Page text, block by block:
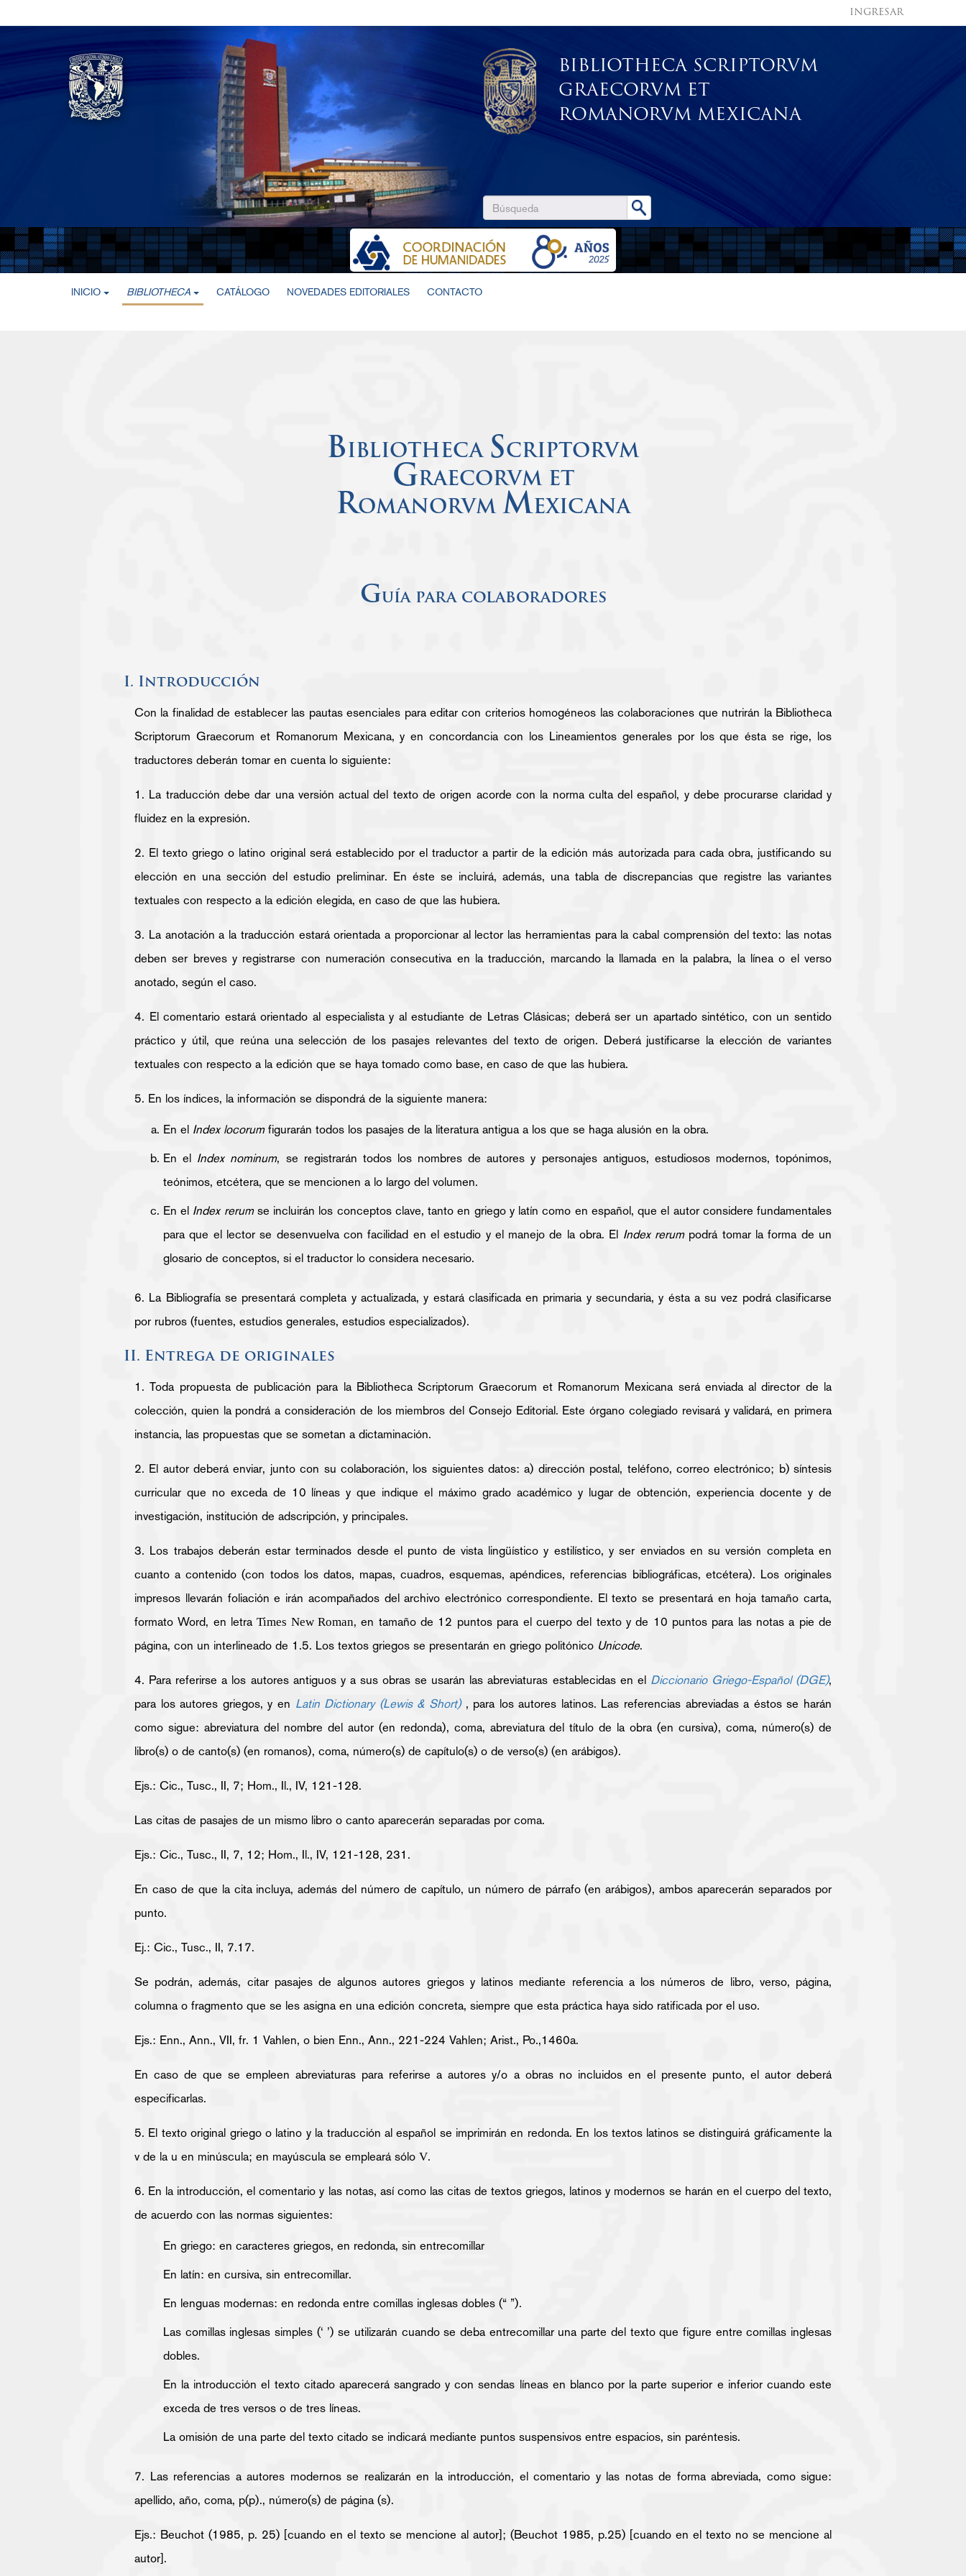
INGRESAR
BIBLIOTHECA SCRIPTORVM
GRAECORVM ET
ROMANORVM MEXICANA
INICIO BIBLIOTHECA CATÁLOGO NOVEDADES EDITORIALES CONTACTO
BIBLIOTHECA SCRIPTORVM
GRAECORVM ET
ROMANORVM MEXICANA
Guía para colaboradores
I. Introducción
Con la finalidad de establecer las pautas esenciales para editar con criterios homogéneos las colaboraciones que nutrirán la Bibliotheca
Scriptorum Graecorum et Romanorum Mexicana, y en concordancia con los Lineamientos generales por los que ésta se rige, los
traductores deberán tomar en cuenta lo siguiente:
1. La traducción debe dar una versión actual del texto de origen acorde con la norma culta del español, y debe procurarse claridad y
fluidez en la expresión.
2. El texto griego o latino original será establecido por el traductor a partir de la edición más autorizada para cada obra, justificando su
elección en una sección del estudio preliminar. En éste se incluirá, además, una tabla de discrepancias que registre las variantes
textuales con respecto a la edición elegida, en caso de que las hubiera.
3. La anotación a la traducción estará orientada a proporcionar al lector las herramientas para la cabal comprensión del texto: las notas
deben ser breves y registrarse con numeración consecutiva en la traducción, marcando la llamada en la palabra, la línea o el verso
anotado, según el caso.
4. El comentario estará orientado al especialista y al estudiante de Letras Clásicas; deberá ser un apartado sintético, con un sentido
práctico y útil, que reúna una selección de los pasajes relevantes del texto de origen. Deberá justificarse la elección de variantes
textuales con respecto a la edición que se haya tomado como base, en caso de que las hubiera.
5. En los índices, la información se dispondrá de la siguiente manera:
En el Index locorumfigurarán todos los pasajes de la literatura antigua a los que se haga alusión en la obra.
En el Index nominum, se registrarán todos los nombres de autores y personajes antiguos, estudiosos modernos, topónimos,
teónimos, etcétera, que se mencionen a lo largo del volumen.
En el Index rerumse incluirán los conceptos clave, tanto en griego y latín como en español, que el autor considere fundamentales
para que el lector se desenvuelva con facilidad en el estudio y el manejo de la obra. El Index rerumpodrá tomar la forma de un
glosario de conceptos, si el traductor lo considera necesario.
6. La Bibliografía se presentará completa y actualizada, y estará clasificada en primaria y secundaria, y ésta a su vez podrá clasificarse
por rubros (fuentes, estudios generales, estudios especializados).
II. Entrega de originales
1. Toda propuesta de publicación para la Bibliotheca Scriptorum Graecorum et Romanorum Mexicana será enviada al director de la
colección, quien la pondrá a consideración de los miembros del Consejo Editorial. Este órgano colegiado revisará y validará, en primera
instancia, las propuestas que se sometan a dictaminación.
2. El autor deberá enviar, junto con su colaboración, los siguientes datos: a) dirección postal, teléfono, correo electrónico; b) síntesis
curricular que no exceda de 10 líneas y que indique el máximo grado académico y lugar de obtención, experiencia docente y de
investigación, institución de adscripción, y principales.
3. Los trabajos deberán estar terminados desde el punto de vista lingüístico y estilístico, y ser enviados en su versión completa en
cuanto a contenido (con todos los datos, mapas, cuadros, esquemas, apéndices, referencias bibliográficas, etcétera). Los originales
impresos llevarán foliación e irán acompañados del archivo electrónico correspondiente. El texto se presentará en hoja tamaño carta,
formato Word, en letraTimes New Roman, en tamaño de 12 puntos para el cuerpo del texto y de 10 puntos para las notas a pie de
página, con un interlineado de 1.5. Los textos griegos se presentarán en griego politónico Unicode.
4. Para referirse a los autores antiguos y a sus obras se usarán las abreviaturas establecidas en el Diccionario Griego-Español (DGE),
para los autores griegos, y en Latin Dictionary (Lewis & Short), para los autores latinos. Las referencias abreviadas a éstos se harán
como sigue: abreviatura del nombre del autor (en redonda), coma, abreviatura del título de la obra (en cursiva), coma, número(s) de
libro(s) o de canto(s) (en romanos), coma, número(s) de capítulo(s) o de verso(s) (en arábigos).
Ejs.: Cic., Tusc., II, 7; Hom., Il., IV, 121-128.
Las citas de pasajes de un mismo libro o canto aparecerán separadas por coma.
Ejs.: Cic., Tusc., II, 7, 12; Hom., Il., IV, 121-128, 231.
En caso de que la cita incluya, además del número de capítulo, un número de párrafo (en arábigos), ambos aparecerán separados por
punto.
Ej.: Cic., Tusc., II, 7.17.
Se podrán, además, citar pasajes de algunos autores griegos y latinos mediante referencia a los números de libro, verso, página,
columna o fragmento que se les asigna en una edición concreta, siempre que esta práctica haya sido ratificada por el uso.
Ejs.: Enn., Ann., VII, fr. 1 Vahlen, o bien Enn., Ann., 221-224 Vahlen; Arist., Po.,1460a.
En caso de que se empleen abreviaturas para referirse a autores y/o a obras no incluidos en el presente punto, el autor deberá
especificarlas.
5. El texto original griego o latino y la traducción al español se imprimirán en redonda. En los textos latinos se distinguirá gráficamente la
v de la u en minúscula; en mayúscula se empleará sólo V.
6. En la introducción, el comentario y las notas, así como las citas de textos griegos, latinos y modernos se harán en el cuerpo del texto,
de acuerdo con las normas siguientes:
En griego: en caracteres griegos, en redonda, sin entrecomillar
En latín: en cursiva, sin entrecomillar.
En lenguas modernas: en redonda entre comillas inglesas dobles (“ ”).
Las comillas inglesas simples (‘ ’) se utilizarán cuando se deba entrecomillar una parte del texto que figure entre comillas inglesas
dobles.
En la introducción el texto citado aparecerá sangrado y con sendas líneas en blanco por la parte superior e inferior cuando este
exceda de tres versos o de tres líneas.
La omisión de una parte del texto citado se indicará mediante puntos suspensivos entre espacios, sin paréntesis.
7. Las referencias a autores modernos se realizarán en la introducción, el comentario y las notas de forma abreviada, como sigue:
apellido, año, coma, p(p)., número(s) de página (s).
Ejs.: Beuchot (1985, p. 25) [cuando en el texto se mencione al autor]; (Beuchot 1985, p.25) [cuando en el texto no se mencione al
autor].